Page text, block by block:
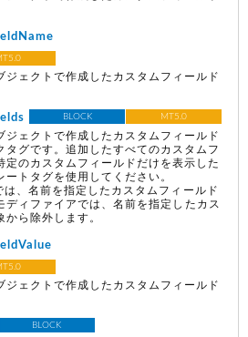
ジェクトで作成したカスタムフィールド
BLOCK MT5.0
ジェクトで作成したカスタムフィールド
タグです。追加したすべてのカスタムフ
定のカスタムフィールドだけを表示した
トタグを使用してください。
、名前を指定したカスタムフィールド
ィファイアでは、名前を指定したカス
ら除外します。
ジェクトで作成したカスタムフィールド
BLOCK